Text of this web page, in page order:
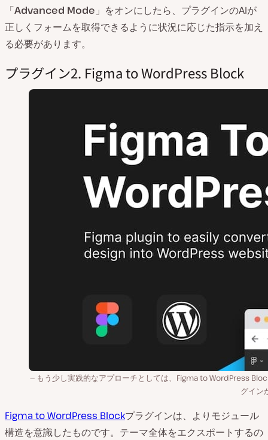
「Advanced Mode 」をオンにしたら、プラグインのAIが
正しくフォームを取得できるように状況に応じた指示を加え
る必要があります。
プラグイン2. Figma to WordPress Block
もう少し実践的なアプローチとしては、Figma to WordPress
グイン
Figma to WordPress Blockプラグインは、よりモジュール
構造を意識したものです。テーマ全体をエクスポートするの